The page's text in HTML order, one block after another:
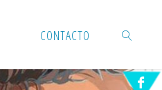
CONTACTO